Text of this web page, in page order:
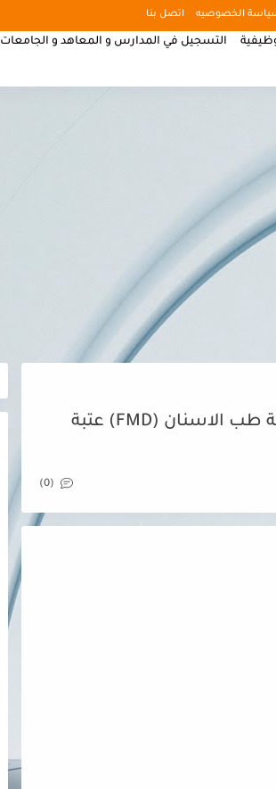
الخصوصيه اتصل بنا
التسجيل في المدارس و المعاهد و الجامعات
شروط مباراة ولوج كلية الطب و الصيدلة (FMP) و كلية طب الاسنان (FMD) عتبة
(0)